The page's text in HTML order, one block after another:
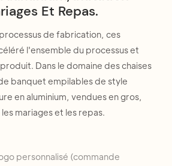
Et Repas.
de fabrication, ces
l'ensemble du processus et
Dans le domaine des chaises
banquet empilables de style
en aluminium, vendues en gros,
mariages et les repas.
personnalisé (commande